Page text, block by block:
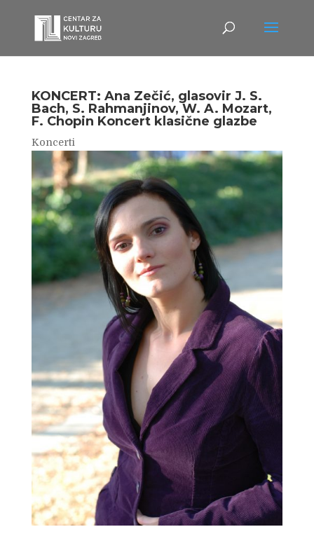
KONCERT: Ana Zečić, glasovir J. S.
Bach, S. Rahmanjinov, W. A. Mozart,
F. Chopin Koncert klasične glazbe
Koncerti